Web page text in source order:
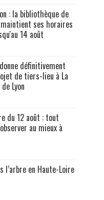
: la bibliothèque de
ses horaires
14 août
définitivement
de tiers-lieu à La
Lyon
du 12 août : tout
au mieux à
l’arbre en Haute-Loire